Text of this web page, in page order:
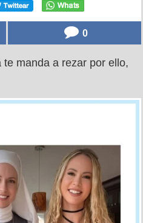
0
te manda a rezar por ello,